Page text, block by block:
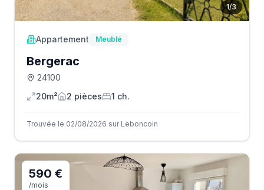
1/3
Appartement Meublé
Bergerac
24100
20m²
2 pièces 1 ch.
Trouvée le 02/08/2026 sur Leboncoin
590 €
/mois